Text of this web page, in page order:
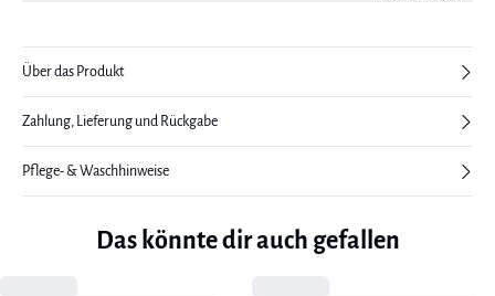
Über das Produkt
Zahlung, Lieferung und Rückgabe
Pflege- & Waschhinweise
Das könnte dir auch gefallen